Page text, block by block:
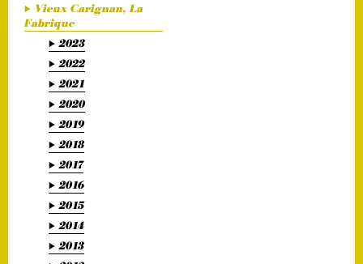
Vieux Carignan, La
Fabrique
2023
2022
2021
2020
2019
2018
2017
2016
2015
2014
2013